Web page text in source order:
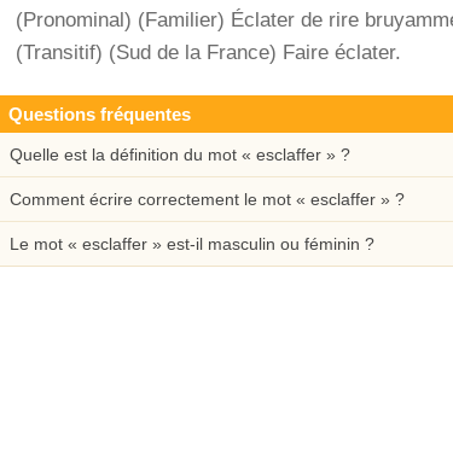
(Pronominal) (Familier) Éclater de rire
(Transitif) (Sud de la France) Faire éclater.
Questions fréquentes
Quelle est la définition du mot « esclaffer » ?
Comment écrire correctement le mot « esclaffer » ?
Le mot « esclaffer » est-il masculin ou féminin ?